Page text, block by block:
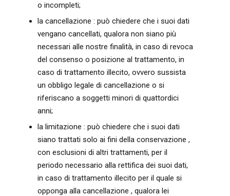
o incompleti;
la cancellazione : può chiedere che i suoi dati
vengano cancellati, qualora non siano più
necessari alle nostre finalità, in caso di revoca
del consenso o posizione al trattamento, in
caso di trattamento illecito, ovvero sussista
un obbligo legale di cancellazione o si
riferiscano a soggetti minori di quattordici
anni;
la limitazione : può chiedere che i suoi dati
siano trattati solo ai fini della conservazione ,
con esclusioni di altri trattamenti, per il
periodo necessario alla rettifica dei suoi dati,
in caso di trattamento illecito per il quale si
opponga alla cancellazione , qualora lei